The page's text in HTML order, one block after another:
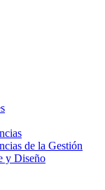
de la Gestión
y Diseño